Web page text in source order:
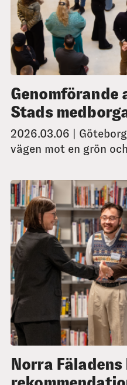
Genomförande
Stads
2026.03.06 |
vägen mot en grön
Norra